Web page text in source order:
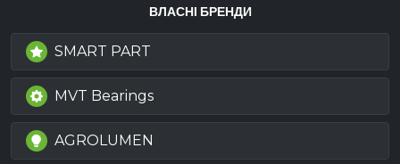
ВЛАСНІ БРЕНДИ
SMART PART
MVT Bearings
AGROLUMEN